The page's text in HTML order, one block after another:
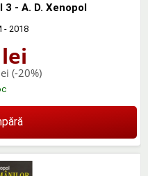
- A. D. Xenopol
- 2018
lei
(-20%)